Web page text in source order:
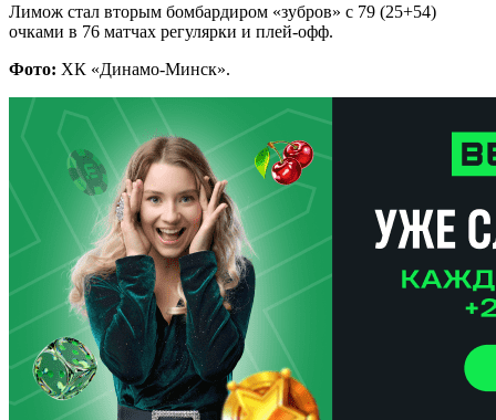
Лимож стал вторым бомбардиром «зубров» с 79 (25+54)
очками в 76 матчах регулярки и плей-офф.
Фото: ХК «Динамо-Минск».